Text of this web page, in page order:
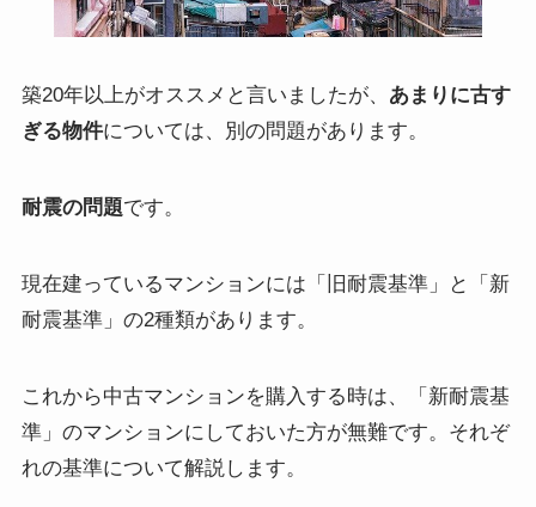
築20年以上がオススメと言いましたが、 あまりに古す
ぎる物件については、別の問題があります。
耐震の問題です。
現在建っているマンションには「旧耐震基準」と「新
耐震基準」の2種類があります。
これから中古マンションを購入する時は、「 新耐震基
準」のマンションにしておいた方が無難です。それぞ
れの基準について解説します。